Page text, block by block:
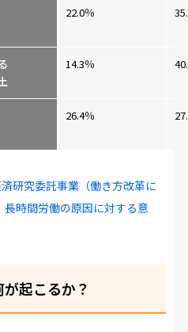
22.0％
14.3％
26.4％
研究委託事業（働き方改革に
時間労働の原因に対する意
起こるか？